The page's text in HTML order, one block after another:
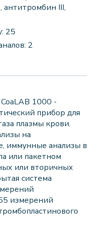
III,
25
2
1000 -
прибор для
плазмы крови.
на
иммунные анализы в
или пакетном
или вторичных
система
измерений